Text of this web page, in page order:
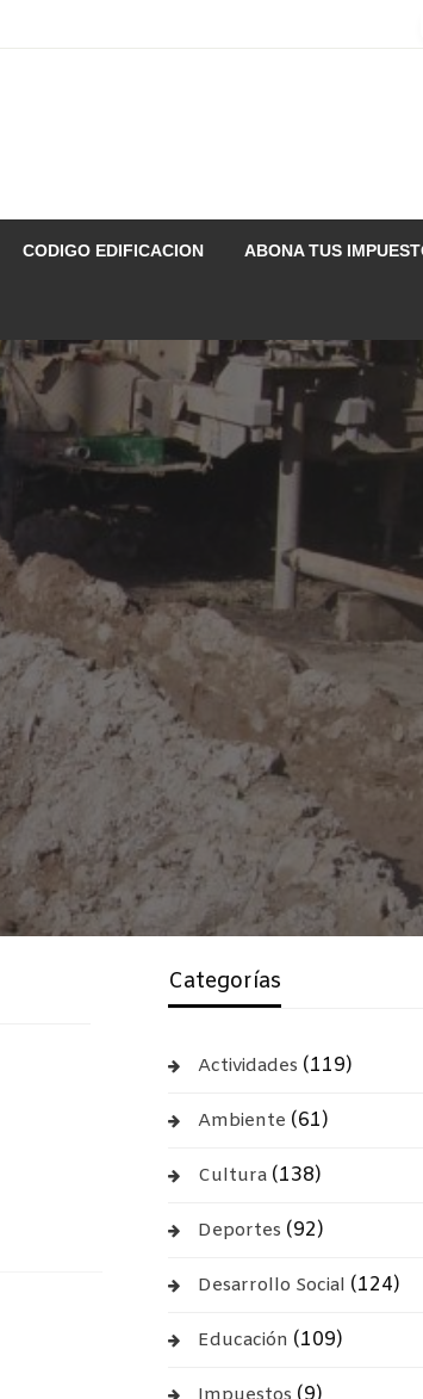
CODIGO EDIFICACION ABONA TUS
Categorías
Actividades (119)
Ambiente (61)
Cultura (138)
Deportes (92)
Desarrollo Social (124)
Educación (109)